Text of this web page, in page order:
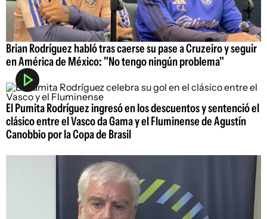
Brian Rodríguez habló tras caerse su pase a Cruzeiro y seguir
en América de México: "No tengo ningún problema"
El Pumita Rodríguez ingresó en los descuentos y sentenció el
clásico entre el Vasco da Gama y el Fluminense de Agustín
Canobbio por la Copa de Brasil